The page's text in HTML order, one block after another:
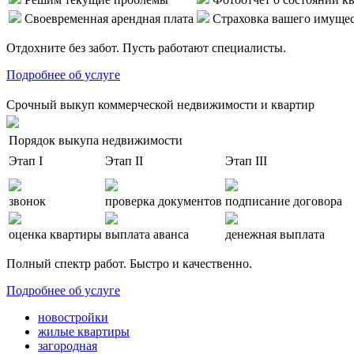
Своевременная арендная плата
Страховка вашего
Отдохните без забот. Пусть работают специалисты.
Подробнее об услуге
Срочный выкуп коммерческой недвижимости и квартир
Порядок выкупа недвижимости
Этап I
Этап II Этап III
звонок проверка документов подписание договора
оценка квартиры выплата аванса денежная выплата
Полный спектр работ. Быстро и качественно.
Подробнее об услуге
новостройки
жилые квартиры
загородная